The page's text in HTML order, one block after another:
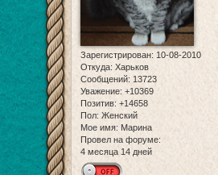
Зарегистрирован: 10-08-2010
Откуда: Харьков
Сообщений: 13723
Уважение: +10369
Позитив: +14658
Пол: Женский
Мое имя: Марина
Провел на форуме:
4 месяца 14 дней